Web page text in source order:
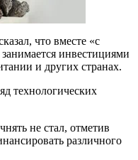
что вместе «с
инвестициями
и других странах.
технологических
не стал, отметив
различного